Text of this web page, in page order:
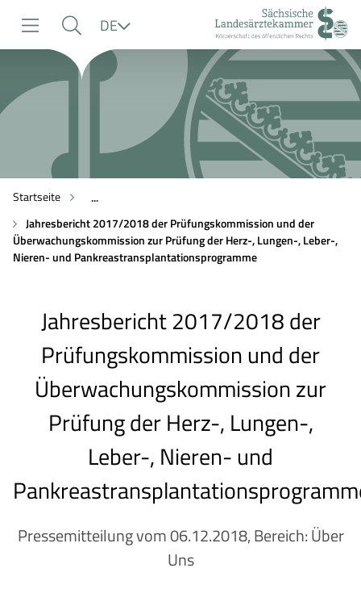
Navigation
Suche
Inhalt
DE
Startseite
...
Jahresbericht 2017/2018 der Prüfungskommission und der
Überwachungskommission zur Prüfung der Herz-, Lungen-, Leber-,
Nieren- und Pankreastransplantationsprogramme
Jahresbericht 2017/2018 der
Prüfungskommission und der
Überwachungskommission zur
Prüfung der Herz-, Lungen-,
Leber-, Nieren- und
Pressemitteilung vom 06.12.2018, Bereich: Über
Uns